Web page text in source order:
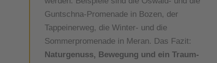
Guntschna-Promenade in Bozen, der
Tappeinerweg, die Winter- und die
Sommerpromenade in Meran. Das Fazit:
Naturgenuss, Bewegung und ein Traum-